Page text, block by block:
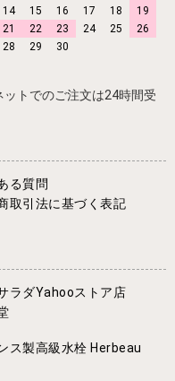
14 15 16 17 18
19
21 22 23 24 25
26
28 29 30
トでのご注文は24時間受
る質問
取引法に基づく表記
ラダYahooストア店
ス製高級水栓 Herbeau